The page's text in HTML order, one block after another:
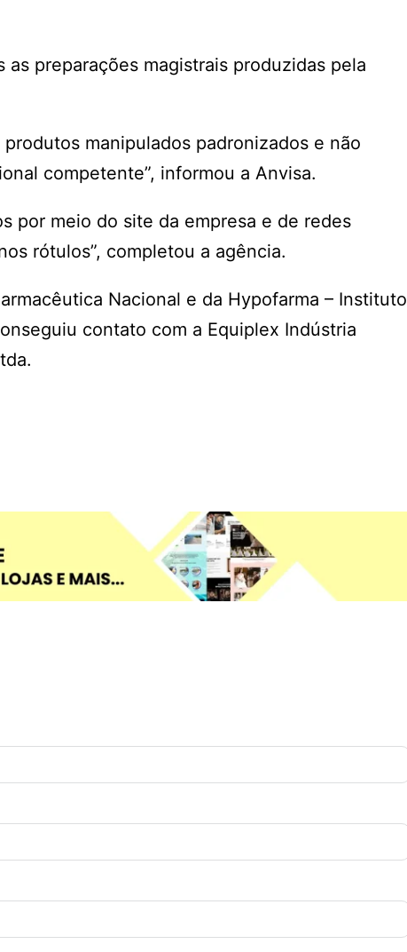
preparações magistrais produzidas pela
manipulados padronizados e não
competente”, informou a Anvisa.
por meio do site da empresa e de redes
rótulos”, completou a agência.
Nacional e da Hypofarma – Instituto
contato com a Equiplex Indústria